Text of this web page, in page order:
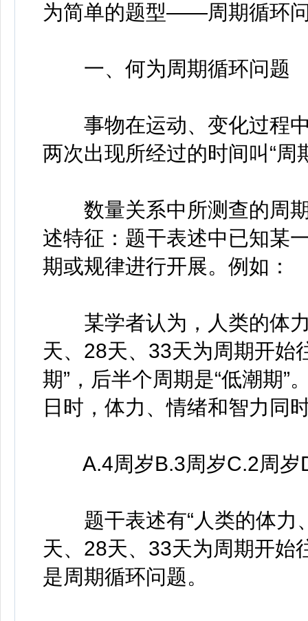
为简单的题型——周期循环
一、何为周期循环问题
事物在运动、变化过程中
两次出现所经过的时间叫“周
数量关系中所测查的周期
述特征：题干表述中已知某
期或规律进行开展。例如：
某学者认为，人类的体力
天、28天、33天为周期开始
期”，后半个周期是“低潮期
日时，体力、情绪和智力同
A.4周岁B.3周岁C.2周岁
题干表述有“人类的体力
天、28天、33天为周期开始
是周期循环问题。